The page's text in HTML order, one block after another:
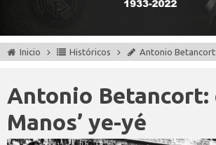
Inicio Históricos Antonio Betancort:
Antonio Betancort:
Manos’ ye-yé